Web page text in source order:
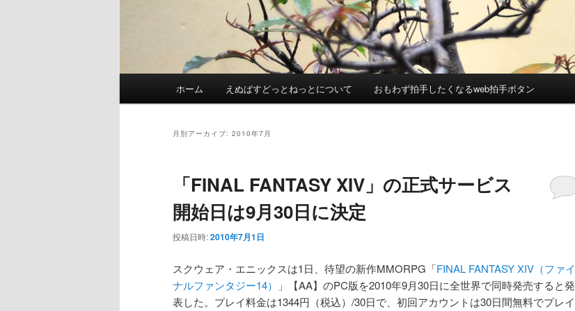
ホーム えぬぱすどっとねっとについて おもわず拍手したくなるweb拍手ボタン
月別アーカイブ: 2010年7月
「FINAL FANTASY XIV」の正式サービス
開始日は9月30日に決定
投稿日時:2010年7月1日
スクウェア・エニックスは1日、待望の新作MMORPG「FINAL FANTASY XIV（ファイ
ナルファンタジー14）
」【AA】のPC版を2010年9月30日に全世界で同時発売すると発
表した。プレイ料金は1344円（税込）/30日で、初回アカウントは30日間無料でプレイ